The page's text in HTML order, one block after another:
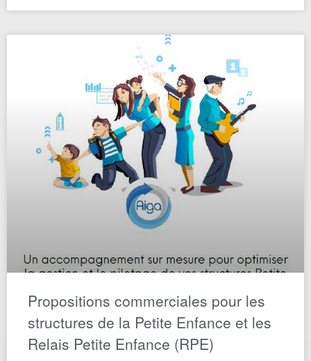
Propositions commerciales pour les
structures de la Petite Enfance et les
Relais Petite Enfance (RPE)